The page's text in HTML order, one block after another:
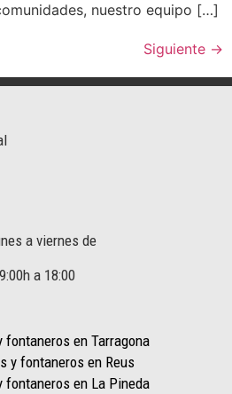
nuestro equipo […]
Siguiente →
a viernes de
a 18:00
en Tarragona
y fontaneros en Reus
en La Pineda